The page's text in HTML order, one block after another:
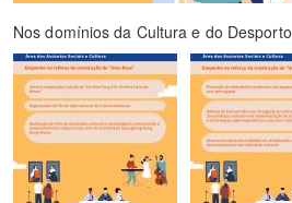
Nos domínios da Cultura e do Desporto